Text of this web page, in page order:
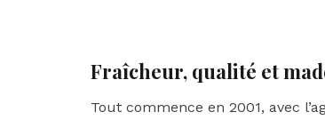
Fraîcheur, qualité et
Tout commence en 2001, avec